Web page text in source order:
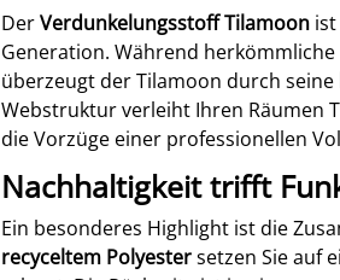
DerVerdunkelungsstoff Tilamoon
Generation. Während
überzeugt der Tilamoon durch seine
Webstruktur verleiht Ihren Räumen
die Vorzüge einer professionellen
Nachhaltigkeit trifft
Ein besonderes Highlight ist die
recyceltem Polyestersetzen Sie auf